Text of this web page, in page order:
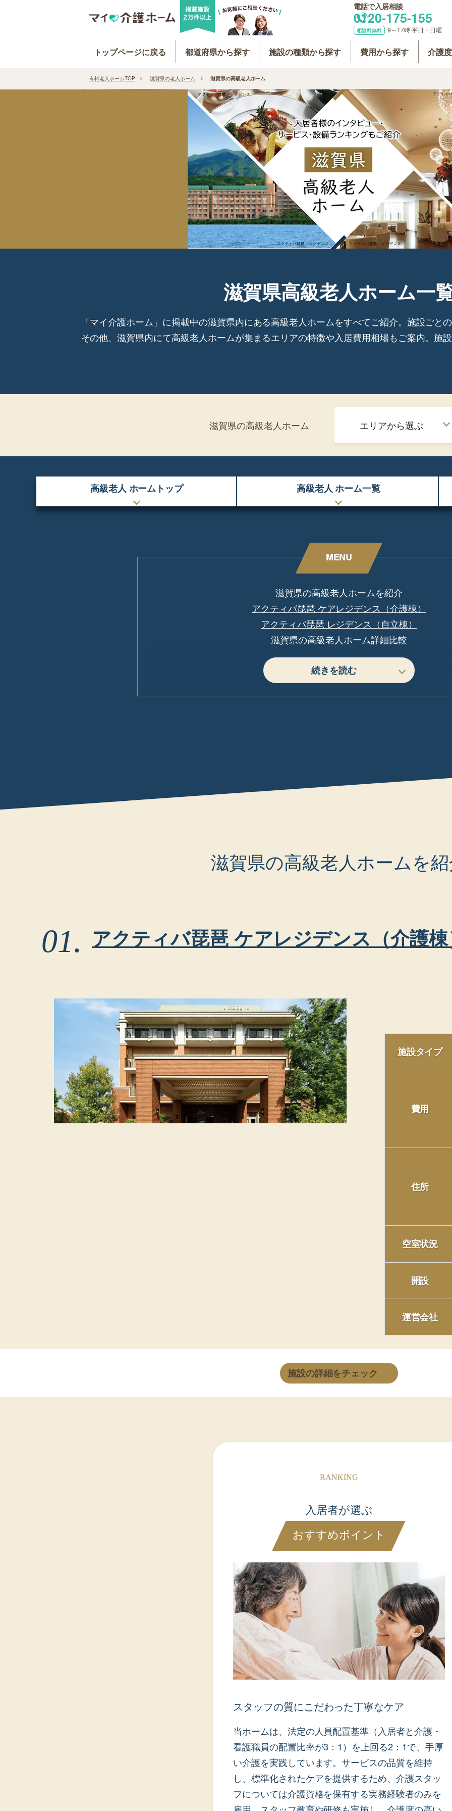
電話で入居相談
0120-175-155
相談料無料 9～17時 平日・日曜
トップページに戻る 都道府県から探す 施設の種類から探す 費用から探す 介護
有料老人ホームTOP 滋賀県の老人ホーム 滋賀県の高級老人ホーム
滋賀県高級老人ホーム一
「マイ介護ホーム」に掲載中の滋賀県内にある高級老人ホームをすべてご紹介。施設ごと
その他、滋賀県内にて高級老人ホームが集まるエリアの特徴や入居費用相場もご案内。施
滋賀県の高級老人ホーム
高級老人ホームトップ 高級老人ホーム一覧
MENU
滋賀県の高級老人ホームを紹介
アクティバ琵琶 ケアレジデンス（介護棟）
アクティバ琵琶 レジデンス（自立棟）
滋賀県の高級老人ホーム詳細比較
滋賀県の高級老人ホームを
アクティバ琵琶 ケアレジデンス（介護
施設タイプ
費用
住所
空室状況
開設
運営会社
施設の詳細をチェック
入居者が選ぶ
おすすめポイント
スタッフの質にこだわった丁寧なケア
当ホームは、法定の人員配置基準（入居者と介護・
看護職員の配置比率が3：1）を上回る2：1で、手厚
い介護を実践しています。サービスの品質を維持
し、標準化されたケアを提供するため、介護スタッ
フについては介護資格を保有する実務経験者のみを